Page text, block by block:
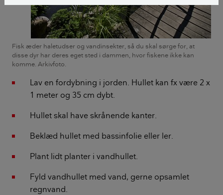
Fisk æder haletudser og vandinsekter, så du skal sørge for, at
disse dyr har deres eget sted i dammen, hvor fiskene ikke kan
komme. Arkivfoto.
Lav en fordybning i jorden. Hullet kan fx være 2 x
1 meter og 35 cm dybt.
Hullet skal have skrånende kanter.
Beklæd hullet med bassinfolie eller ler.
Plant lidt planter i vandhullet.
Fyld vandhullet med vand, gerne opsamlet
regnvand.